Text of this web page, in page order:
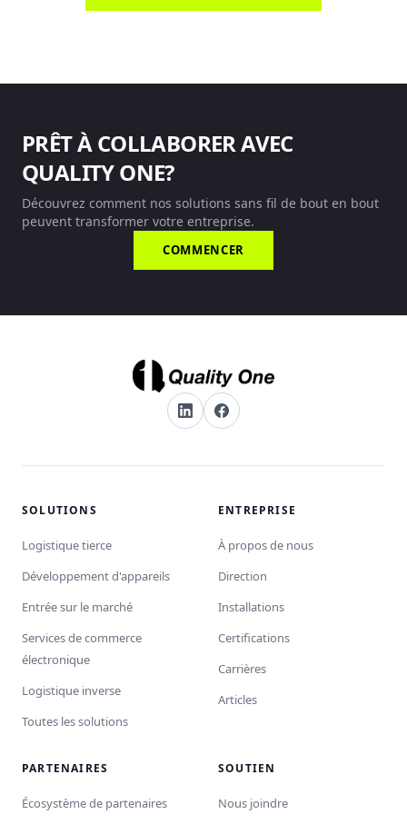
PRÊT À COLLABORER AVEC
QUALITY ONE?
Découvrez comment nos solutions sans fil de bout en bout
peuvent transformer votre entreprise.
COMMENCER
SOLUTIONS
Logistique tierce
Développement d'appareils
Entrée sur le marché
Services de commerce
électronique
Logistique inverse
Toutes les solutions
ENTREPRISE
À propos de nous
Direction
Installations
Certifications
Carrières
Articles
PARTENAIRES
Écosystème de partenaires
SOUTIEN
Nous joindre